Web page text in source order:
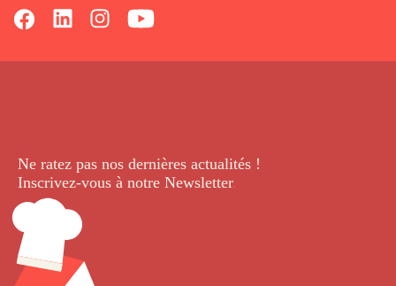
Ne ratez pas nos dernières actualités !
Inscrivez-vous à notre Newsletter.